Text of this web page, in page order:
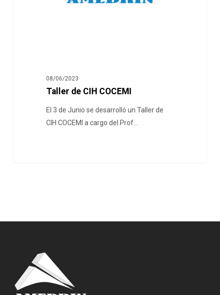
08/06/2023
Taller de CIH COCEMI
El 3 de Junio se desarrolló un Taller de
CIH COCEMI a cargo del Prof…